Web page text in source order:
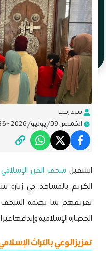
سيد رجب
الخميس 09/يوليو/2026 - 05:36 م
استقبل متحف الفن الإسلامي
الكريم بالمساجد، في زيارة
تعريفهم بما يضمه
الحضارة الإسلامية وإبداعها
تعزيز الوعي بالتراث